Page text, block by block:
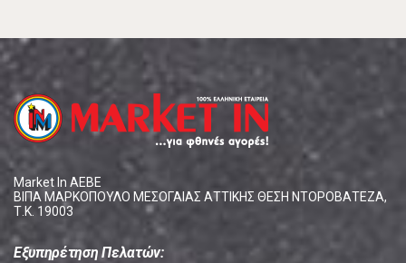
Market In ΑΕΒΕ
ΒΙΠΑ ΜΑΡΚΟΠΟΥΛΟ ΜΕΣΟΓΑΙΑΣ ΑΤΤΙΚΗΣ ΘΕΣΗ ΝΤΟΡΟΒΑΤΕΖΑ,
Τ.Κ. 19003
Εξυπηρέτηση Πελατών: